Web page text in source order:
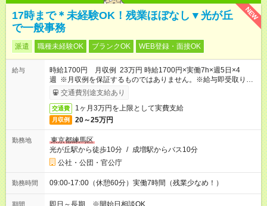
NEW
17時まで＊未経験OK！残業ほぼなし▼光が丘
で一般事務
派遣 職種未経験OK ブランクOK WEB登録・面接OK
給与
時給1700円 月収例 23万円 時給1700円×実働7h×週5日×4
週 ※月収例を保証するものではありません。※給与即受取りサ
ービス利用可（利用条件有）
交通費別途支給あり
交通費 1ヶ月3万円を上限として実費支給
月収例 20～25万円
勤務地
東京都練馬区
光が丘駅から徒歩10分 / 成増駅からバス10分
公社・公団・官公庁
勤務時間 09:00-17:00（休憩60分）実働7時間（残業少なめ！）
期間 即日～長期 ※開始日相談OK